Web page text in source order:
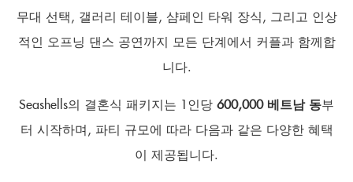
무대 선택, 갤러리 테이블, 샴페인 타워 장식, 그리고 인상
적인 오프닝 댄스 공연까지 모든 단계에서 커플과 함께합
니다.
Seashells의 결혼식 패키지는 1인당 600,000 베트남 동부
터 시작하며, 파티 규모에 따라 다음과 같은 다양한 혜택
이 제공됩니다.